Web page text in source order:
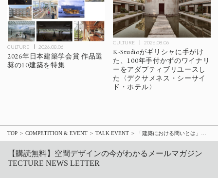
CULTURE 2026.08.06
2026年日本建築学会賞 作品選
奨の10建築を特集
CULTURE 2026.08.06
K-Studioがギリシャに手がけ
た、100年手付かずのワイナリ
ーをアダプティブリユースし
た〈デクサメネス・シーサイ
ド・ホテル〉
TOP COMPETITION & EVENT TALK EVENT
【購読無料】空間デザインの今がわかるメールマガジン
TECTURE NEWS LETTER